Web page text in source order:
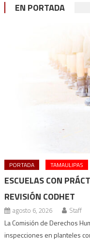
EN PORTADA
PORTADA TAMAULIPAS
ESCUELAS CON
REVISIÓN CODHET
agosto 6, 2026 Staff
La Comisión de Derechos
inspecciones en planteles